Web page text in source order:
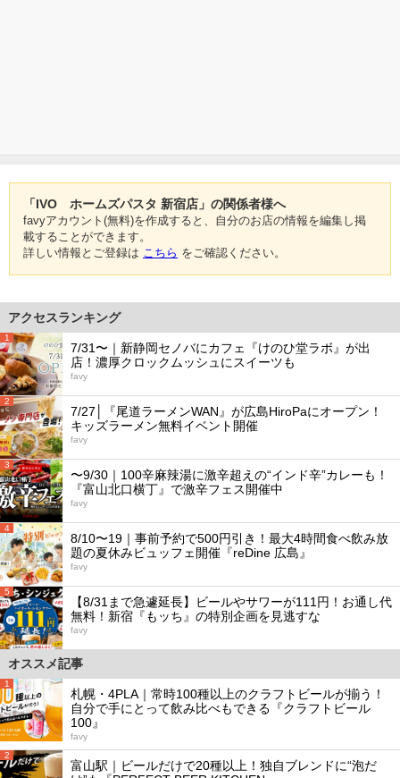
「IVO ホームズパスタ 新宿店」の関係者様へ
favyアカウント(無料)を作成すると、自分のお店の情報を編集し掲
載することができます。
詳しい情報とご登録は こちら をご確認ください。
アクセスランキング
1
7/31〜｜新静岡セノバにカフェ『けのひ堂ラボ』が出
店！濃厚クロックムッシュにスイーツも
favy
2
7/27│『尾道ラーメンWAN』が広島HiroPaにオープン！
キッズラーメン無料イベント開催
favy
3
〜9/30｜100辛麻辣湯に激辛超えの“インド辛”カレーも！
『富山北口横丁』で激辛フェス開催中
favy
4
8/10〜19｜事前予約で500円引き！最大4時間食べ飲み放
題の夏休みビュッフェ開催『reDine 広島』
favy
5
【8/31まで急遽延長】ビールやサワーが111円！お通し代
無料！新宿『もッち』の特別企画を見逃すな
favy
オススメ記事
1
札幌・4PLA｜常時100種以上のクラフトビールが揃う！
自分で手にとって飲み比べもできる『クラフトビール
100』
favy
2
富山駅｜ビールだけで20種以上！独自ブレンドに“泡だ